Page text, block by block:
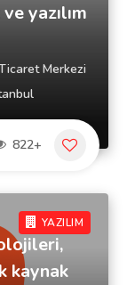
yazılım
Merkezi
822+
YAZILIM
kaynak